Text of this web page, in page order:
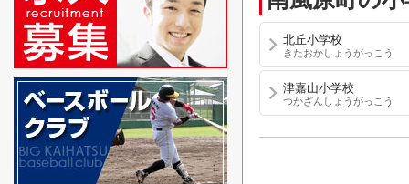
北丘小学校
きたおかしょうがっこう
津嘉山小学校
つかざんしょうがっこう